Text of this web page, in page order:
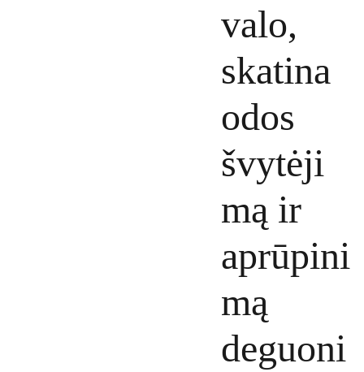
valo,
skatina
odos
švytėji
mą ir
aprūpini
mą
deguoni